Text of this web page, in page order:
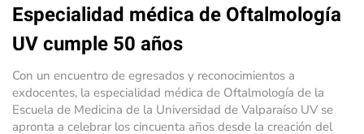
Especialidad médica de Oftalmología
UV cumple 50 años
Con un encuentro de egresados y reconocimientos a
exdocentes, la especialidad médica de Oftalmología de la
Escuela de Medicina de la Universidad de Valparaíso UV se
apronta a celebrar los cincuenta años desde la creación del